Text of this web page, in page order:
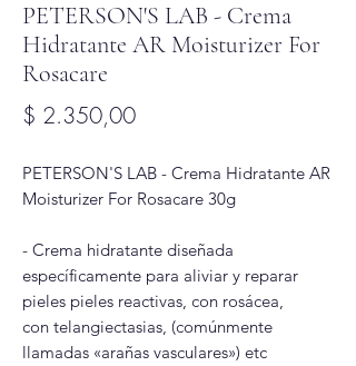
PETERSON'S LAB - Crema
Hidratante AR Moisturizer For
Rosacare
$ 2.350,00Precio
PETERSON'S LAB - Crema Hidratante AR
Moisturizer For Rosacare 30g
- Crema hidratante diseñada
específicamente para aliviar y reparar
pieles pieles reactivas, con rosácea,
con telangiectasias, (comúnmente
llamadas «arañas vasculares») etc